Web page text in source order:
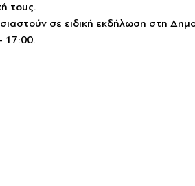
τους.
σε ειδική εκδήλωση στη
17:00.